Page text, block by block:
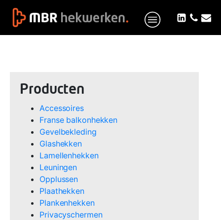
Producten
Accessoires
Franse balkonhekken
Gevelbekleding
Glashekken
Lamellenhekken
Leuningen
Opplussen
Plaathekken
Plankenhekken
Privacyschermen